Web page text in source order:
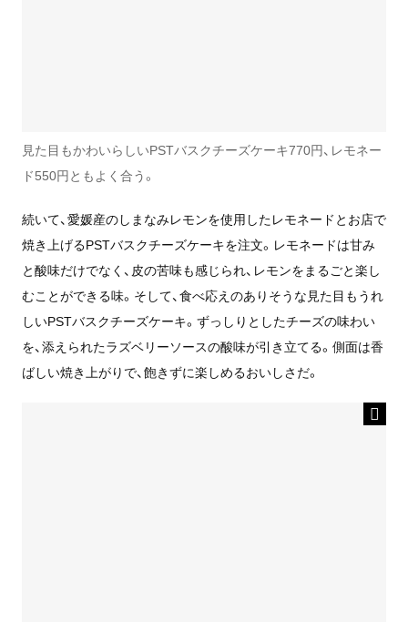
見た目もかわいらしいPSTバスクチーズケーキ770円、レモネー
ド550円ともよく合う。
続いて、愛媛産のしまなみレモンを使用したレモネードとお店で
焼き上げるPSTバスクチーズケーキを注文。レモネードは甘み
と酸味だけでなく、皮の苦味も感じられ、レモンをまるごと楽し
むことができる味。そして、食べ応えのありそうな見た目もうれ
しいPSTバスクチーズケーキ。ずっしりとしたチーズの味わい
を、添えられたラズベリーソースの酸味が引き立てる。側面は香
ばしい焼き上がりで、飽きずに楽しめるおいしさだ。